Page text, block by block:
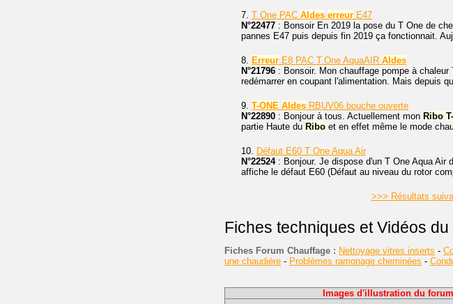
7. T One PAC Aldes erreur E47
N°22477 : Bonsoir En 2019 la pose du T One de
pannes E47 puis depuis fin 2019 ça fonctionnait.
8. Erreur E8 PAC T.One AquaAIR Aldes
N°21796 : Bonsoir. Mon chauffage pompe à chaleur
redémarrer en coupant l'alimentation. Mais depuis
9. T-ONE Aldes RBUV06 bouche ouverte
N°22890 : Bonjour à tous. Actuellement mon Ribo
partie Haute du Ribo et en effet même le mode
10. Défaut E60 T One Aqua Air
N°22524: Bonjour. Je dispose d'un T One Aqua Air
affiche le défaut E60 (Défaut au niveau du rotor
>>> Résultats
Fiches techniques et Vidéos
Fiches Forum Chauffage : Nettoyage vitres inserts -
une chaudière - Problèmes ramonage cheminées -
Images d'illustration du